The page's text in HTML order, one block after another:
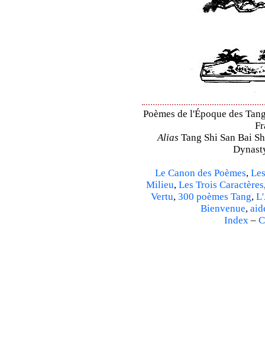
Poèmes de l'Époque des
Alias Tang Shi San Bai
Le Canon des Poèmes,
Milieu, Les Trois Caractères
Vertu, 300 poèmes Tang,
Bienvenue,
Index–